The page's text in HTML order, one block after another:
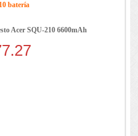
batería
Acer SQU-210 6600mAh